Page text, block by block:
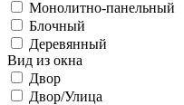
Монолитно-панельный
Блочный
Деревянный
Вид из окна
Двор
Двор/Улица